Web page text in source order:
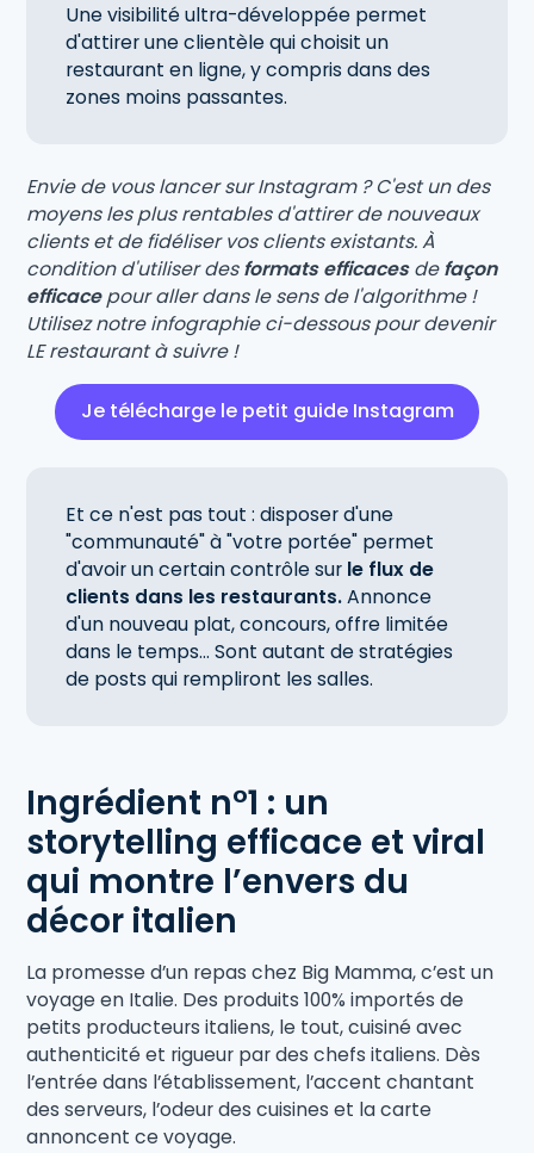
Une visibilité ultra-développée permet
d'attirer une clientèle qui choisit un
restaurant en ligne, y compris dans des
zones moins passantes.
Envie de vous lancer sur Instagram ? C'est un des
moyens les plus rentables d'attirer de nouveaux
clients et de fidéliser vos clients existants. À
condition d'utiliser desformats efficacesdefaçon
efficacepour aller dans le sens de l'algorithme !
Utilisez notre infographie ci-dessous pour devenir
LE restaurant à suivre !
Je télécharge le petit guide Instagram
Et ce n'est pas tout : disposer d'une
"communauté" à "votre portée" permet
d'avoir un certain contrôle sur le flux de
clients dans les restaurants.Annonce
d'un nouveau plat, concours, offre limitée
dans le temps... Sont autant de stratégies
de posts qui rempliront les salles.
Ingrédient n°1 : un
storytelling efficace et viral
qui montre l’envers du
décor italien
La promesse d’un repas chez Big Mamma, c’est un
voyage en Italie. Des produits 100% importés de
petits producteurs italiens, le tout, cuisiné avec
authenticité et rigueur par des chefs italiens. Dès
l’entrée dans l’établissement, l’accent chantant
des serveurs, l’odeur des cuisines et la carte
annoncent ce voyage.